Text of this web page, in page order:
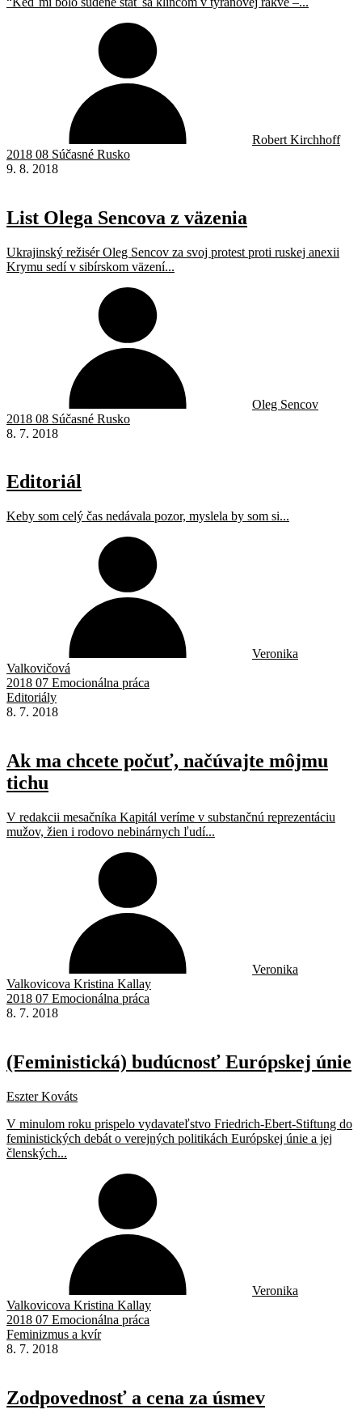
Robert Kirchhoff
2018 08 Súčasné Rusko
9. 8. 2018
List Olega Sencova z väzenia
Ukrajinský režisér Oleg Sencov za svoj protest proti ruskej anexii
Krymu sedí v sibírskom väzení...
Oleg Sencov
2018 08 Súčasné Rusko
8. 7. 2018
Editoriál
Keby som celý čas nedávala pozor, myslela by som si...
Veronika
Valkovičová
2018 07 Emocionálna práca
Editoriály
8. 7. 2018
Ak ma chcete počuť, načúvajte môjmu
tichu
V redakcii mesačníka Kapitál veríme v substančnú reprezentáciu
mužov, žien i rodovo nebinárnych ľudí...
Veronika
Valkovicova Kristina Kallay
2018 07 Emocionálna práca
8. 7. 2018
(Feministická) budúcnosť Európskej únie
Eszter Kováts
V minulom roku prispelo vydavateľstvo Friedrich-Ebert-Stiftung do
feministických debát o verejných politikách Európskej únie a jej
členských...
Veronika
Valkovicova Kristina Kallay
2018 07 Emocionálna práca
Feminizmus a kvír
8. 7. 2018
Zodpovednosť a cena za úsmev